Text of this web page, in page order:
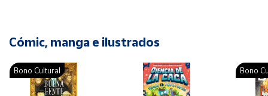
Cómic, manga e ilustrados
Bono Cultural Bono